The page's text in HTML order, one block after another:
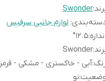
Swonder
: لوازم جانبی سرفیس
:
12.5"
:
Swonder
:آبی - خاکستری - مشکی - قرمز
:نو